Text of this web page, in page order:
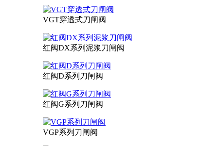
VGT穿透式刀闸阀
红阀DX系列泥浆刀闸阀
红阀D系列刀闸阀
红阀G系列刀闸阀
VGP系列刀闸阀